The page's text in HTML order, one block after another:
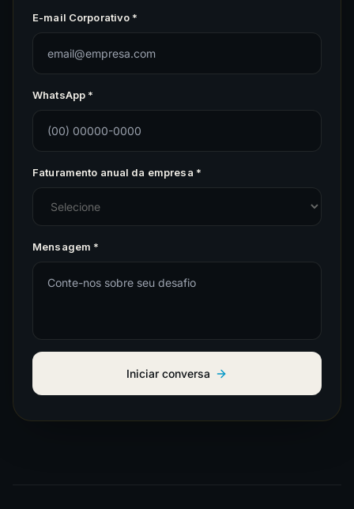
E-mail Corporativo *
WhatsApp *
Faturamento anual da empresa *
Mensagem *
Iniciar conversa